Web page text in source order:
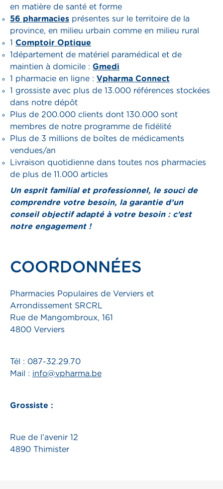
en matière de santé et forme
56 pharmacies présentes sur le territoire de la
province, en milieu urbain comme en milieu rural
1 Comptoir Optique
1département de matériel paramédical et de
maintien à domicile : Gmedi
1 pharmacie en ligne : Vpharma Connect
1 grossiste avec plus de 13.000 références stockées
dans notre dépôt
Plus de 200.000 clients dont 130.000 sont
membres de notre programme de fidélité
Plus de 3 millions de boîtes de médicaments
vendues/an
Livraison quotidienne dans toutes nos pharmacies
de plus de 11.000 articles
Un esprit familial et professionnel, le souci de
comprendre votre besoin, la garantie d’un
conseil objectif adapté à votre besoin : c’est
notre engagement !
COORDONNÉES
Pharmacies Populaires de Verviers et
Arrondissement SRCRL
Rue de Mangombroux, 161
4800 Verviers
Tél : 087-32.29.70
Mail : info@vpharma.be
Grossiste :
Rue de l’avenir 12
4890 Thimister